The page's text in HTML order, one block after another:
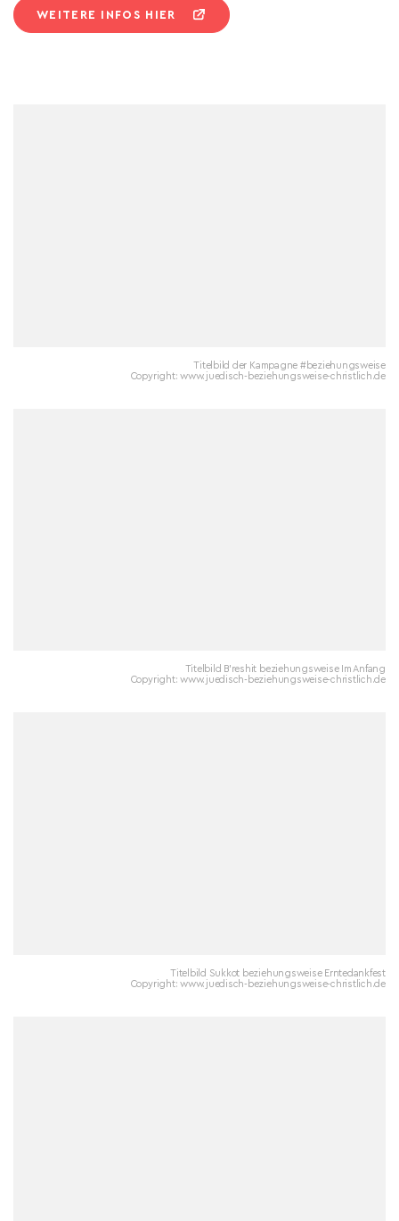
WEITERE INFOS HIER
Titelbild der Kampagne #beziehungsweise
Copyright: www.juedisch-beziehungsweise-christlich.de
Titelbild B'reshit beziehungsweise Im Anfang
Copyright: www.juedisch-beziehungsweise-christlich.de
Titelbild Sukkot beziehungsweise Erntedankfest
Copyright: www.juedisch-beziehungsweise-christlich.de